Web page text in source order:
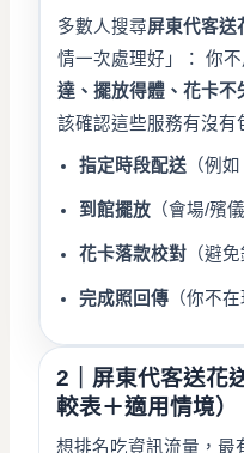
多數人搜尋屏東代客送
情一次處理好」： 你
達、擺放得體、花卡不
該確認這些服務有沒有
指定時段配送 （例
到館擺放 （會場/殯
花卡落款校對 （避
完成照回傳 （你不
2｜屏東代客送花
較表＋適用情境）
想排名吃資訊流量，最